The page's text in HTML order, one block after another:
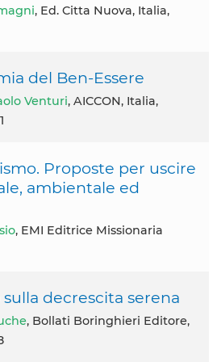
, Ed. Citta Nuova, Italia,
del Ben-Essere
Venturi, AICCON, Italia,
Proposte per uscire
ambientale ed
, EMI Editrice Missionaria
decrescita serena
, Bollati Boringhieri Editore,